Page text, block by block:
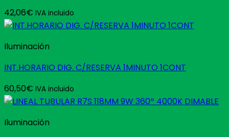
42,06€ IVA incluido
Iluminación
INT.HORARIO DIG. C/RESERVA 1MINUTO 1CONT
60,50€ IVA incluido
Iluminación